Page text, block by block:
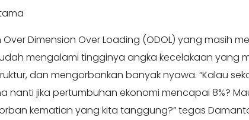
Dimension Over Loading (ODOL) yang masih
mengalami tingginya angka kecelakaan yang
dan mengorbankan banyak nyawa. “Kalau
nanti jika pertumbuhan ekonomi mencapai 8%?
kematian yang kita tanggung?” tegas